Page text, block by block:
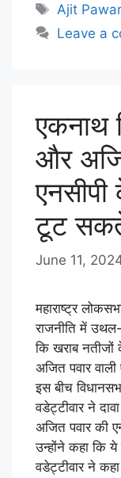
Ajit Pawar
Leave a
एकनाथ
और
टूट
June 11,
महाराष्ट्र
राजनीति में
कि खराब
अजित पवार
इस बीच
वडेट्टीवार ने
अजित पवार की
उन्होंने कहा कि
वडेट्टीवार ने